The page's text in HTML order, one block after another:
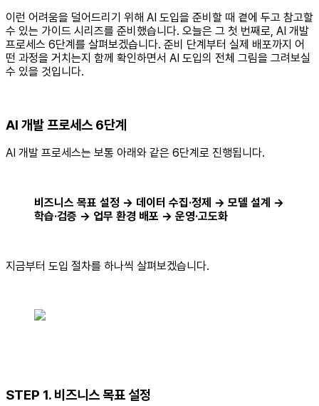
‍이런 어려움을 덜어드리기 위해 AI 도입을 준비할 때 곁에 두고 참고할
수 있는 가이드 시리즈를 준비했습니다. 오늘은 그 첫 번째로, AI 개발
프로세스 6단계를 살펴보겠습니다. 준비 단계부터 실제 배포까지 어
떤 과정을 거치는지 함께 확인하면서 AI 도입의 전체 그림을 그려보실
수 있을 것입니다.
AI 개발 프로세스 6단계
AI 개발 프로세스는 보통 아래와 같은 6단계로 진행됩니다.
비즈니스 목표 설정 → 데이터 수집·정제 → 모델 설계 →
학습·검증 → 업무 환경 배포 → 운영·고도화
지금부터 도입 절차를 하나씩 살펴보겠습니다.
STEP 1. 비즈니스 목표 설정